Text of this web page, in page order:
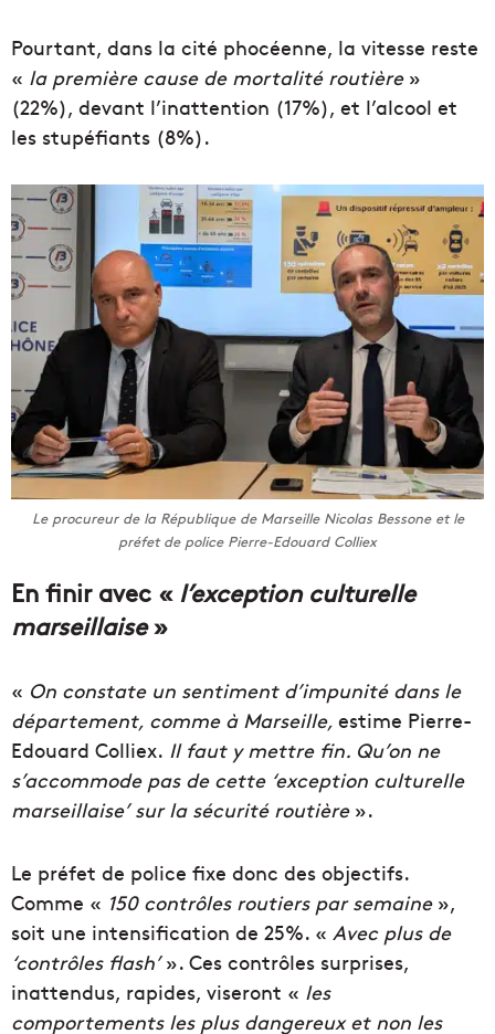
Pourtant, dans la cité phocéenne, la vitesse reste
« la première cause de mortalité routière»
(22%), devant l’inattention (17%), et l’alcool et
les stupéfiants (8%).
Le procureur de la République de Marseille Nicolas Bessone et le
préfet de police Pierre-Edouard Colliex
En finir avec « l’exception culturelle
marseillaise»
« On constate un sentiment d’impunité dans le
département, comme à Marseille, estime Pierre-
Edouard Colliex. Il faut y mettre fin. Qu’on ne
s’accommode pas de cette ‘exception culturelle
marseillaise’ sur la sécurité routière».
Le préfet de police fixe donc des objectifs.
Comme « 150 contrôles routiers par semaine»,
soit une intensification de 25%. « Avec plus de
‘contrôles flash’». Ces contrôles surprises,
inattendus, rapides, viseront « les
comportements les plus dangereux et non les